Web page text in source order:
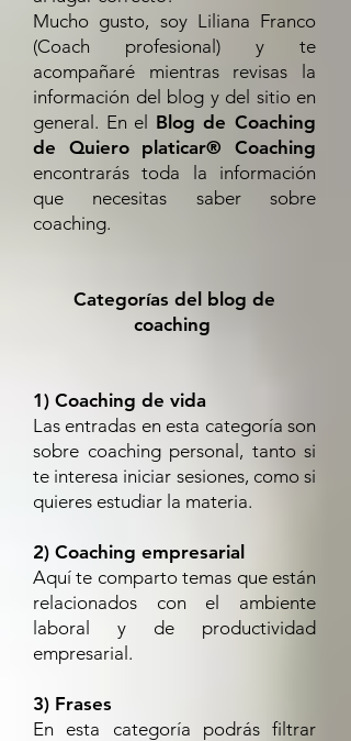
Mucho gusto, soy Liliana Franco
(Coach profesional) y te
acompañaré mientras revisas la
información del blog y del sitio en
general. En el Blog de Coaching
de Quiero platicar® Coaching
encontrarás toda la información
que necesitas saber sobre
coaching.
Categorías del blog de
coaching
1) Coaching de vida
Las entradas en esta categoría son
sobre coaching personal, tanto si
te interesa iniciar sesiones, como si
quieres estudiar la materia.
2) Coaching empresarial
Aquí te comparto temas que están
relacionados con el ambiente
laboral y de productividad
empresarial.
3) Frases
En esta categoría podrás filtrar